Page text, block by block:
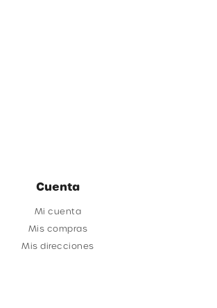
Cuenta
Mi cuenta
Mis compras
Mis direcciones